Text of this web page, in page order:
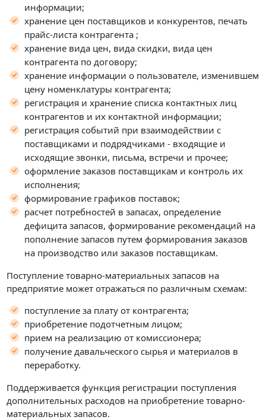
информации;
хранение цен поставщиков и конкурентов, печать
прайс-листа контрагента ;
хранение вида цен, вида скидки, вида цен
контрагента по договору;
хранение информации о пользователе, изменившем
цену номенклатуры контрагента;
регистрация и хранение списка контактных лиц
контрагентов и их контактной информации;
регистрация событий при взаимодействии с
поставщиками и подрядчиками - входящие и
исходящие звонки, письма, встречи и прочее;
оформление заказов поставщикам и контроль их
исполнения;
формирование графиков поставок;
расчет потребностей в запасах, определение
дефицита запасов, формирование рекомендаций на
пополнение запасов путем формирования заказов
на производство или заказов поставщикам.
Поступление товарно-материальных запасов на
предприятие может отражаться по различным схемам:
поступление за плату от контрагента;
приобретение подотчетным лицом;
прием на реализацию от комиссионера;
получение давальческого сырья и материалов в
переработку.
Поддерживается функция регистрации поступления
дополнительных расходов на приобретение товарно-
материальных запасов.